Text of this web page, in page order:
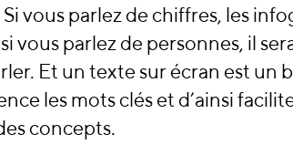
vous parlez de chiffres, les
vous parlez de personnes, il
Et un texte sur écran est un
les mots clés et d’ainsi
concepts.